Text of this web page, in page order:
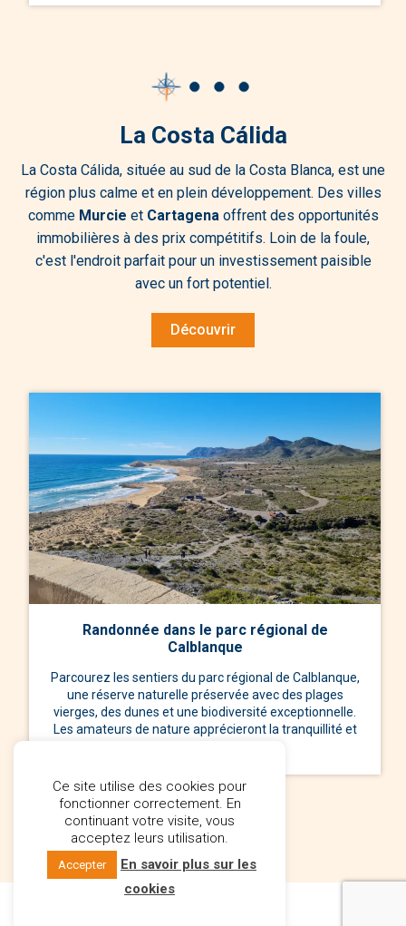
La Costa Cálida
La Costa Cálida, située au sud de la Costa Blanca, est une
région plus calme et en plein développement. Des villes
comme Murcie et Cartagena offrent des opportunités
immobilières à des prix compétitifs. Loin de la foule,
c'est l'endroit parfait pour un investissement paisible
avec un fort potentiel.
Découvrir
Randonnée dans le parc régional de
Calblanque
Parcourez les sentiers du parc régional de Calblanque,
une réserve naturelle préservée avec des plages
vierges, des dunes et une biodiversité exceptionnelle.
Les amateurs de nature apprécieront la tranquillité et
Ce site utilise des cookies pour
fonctionner correctement. En
continuant votre visite, vous
acceptez leurs utilisation.
Accepter
En savoir plus sur les
cookies